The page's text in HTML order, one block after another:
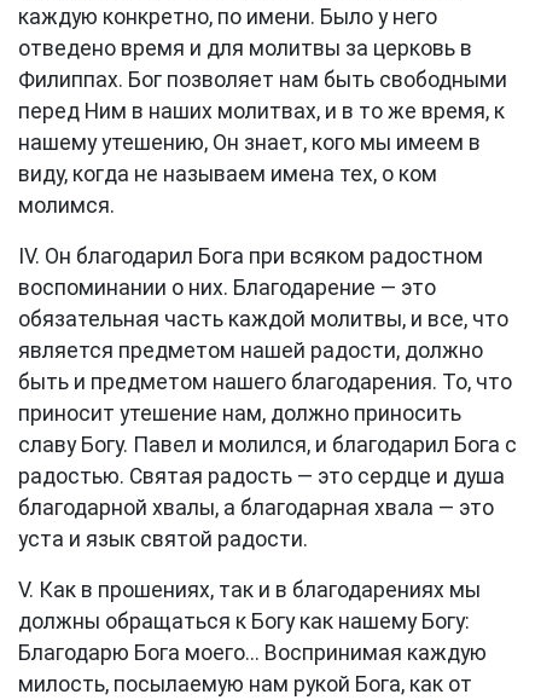
каждую конкретно, по имени. Было у него
отведено время и для молитвы за церковь в
Филиппах. Бог позволяет нам быть свободными
перед Ним в наших молитвах, и в то же время, к
нашему утешению, Он знает, кого мы имеем в
виду, когда не называем имена тех, о ком
молимся.
IV. Он благодарил Бога при всяком радостном
воспоминании о них. Благодарение — это
обязательная часть каждой молитвы, и все, что
является предметом нашей радости, должно
быть и предметом нашего благодарения. То, что
приносит утешение нам, должно приносить
славу Богу. Павел и молился, и благодарил Бога с
радостью. Святая радость — это сердце и душа
благодарной хвалы, а благодарная хвала — это
уста и язык святой радости.
V. Как в прошениях, так и в благодарениях мы
должны обращаться к Богу как нашему Богу:
Благодарю Бога моего... Воспринимая каждую
милость, посылаемую нам рукой Бога, как от